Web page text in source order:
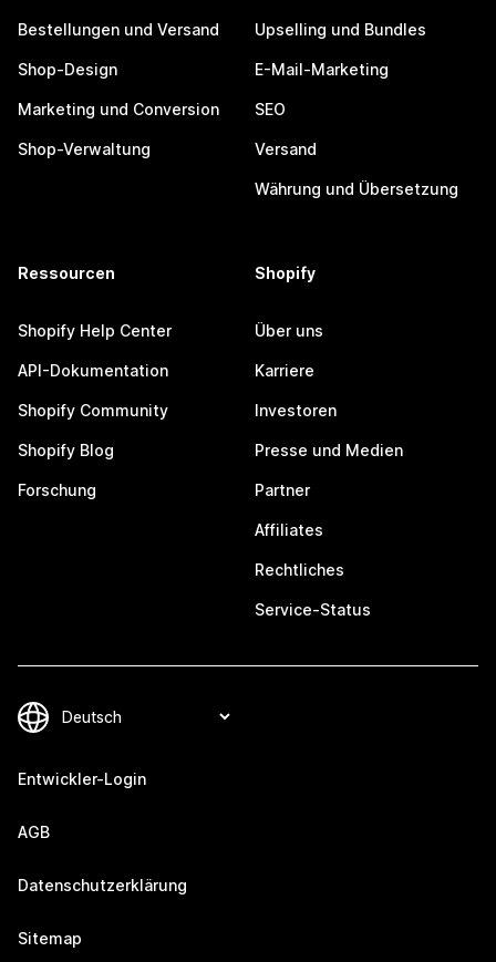
Bestellungen und Versand
Shop-Design
Marketing und Conversion
Shop-Verwaltung
Upselling und Bundles
E-Mail-Marketing
SEO
Versand
Währung und Übersetzung
Ressourcen
Shopify Help Center
API-Dokumentation
Shopify Community
Shopify Blog
Forschung
Shopify
Über uns
Karriere
Investoren
Presse und Medien
Partner
Affiliates
Rechtliches
Service-Status
Entwickler-Login
AGB
Datenschutzerklärung
Sitemap